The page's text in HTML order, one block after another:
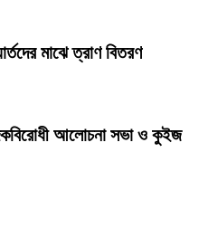
মাঝে ত্রাণ বিতরণ
আলোচনা সভা ও কুইজ